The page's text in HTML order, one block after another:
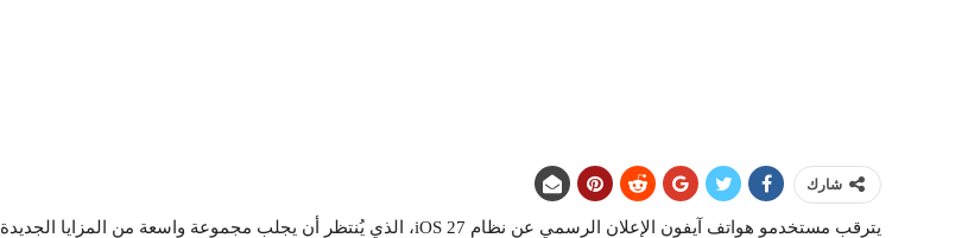
شارك
يترقب مستخدمو هواتف آيفون الإعلان الرسمي عن نظام iOS 27، الذي يُنتظر أن يجلب مجموعة واسعة من المزايا الجديدة